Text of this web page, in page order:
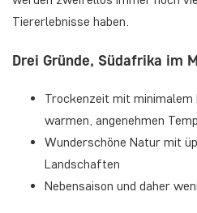
Tiererlebnisse haben.
Drei Gründe, Südafrika im
Trockenzeit mit minimalem
warmen, angenehmen
Wunderschöne Natur mit
Landschaften
Nebensaison und daher